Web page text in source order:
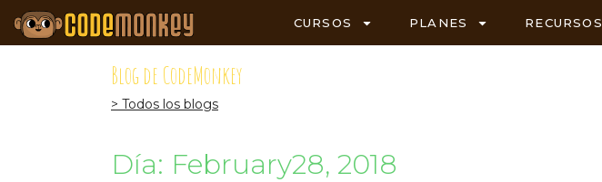
CURSOS PLANES RECURSOS
Blog de CodeMonkey
> Todos los blogs
Día: February28, 2018